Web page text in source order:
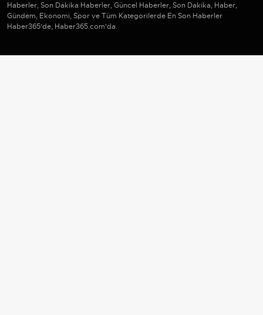
Haberler, Son Dakika Haberler, Güncel Haberler, Son Dakika, Haber,
Gündem, Ekonomi, Spor ve Tüm Kategorilerde En Son Haberler
Haber365'de, Haber365.com'da.